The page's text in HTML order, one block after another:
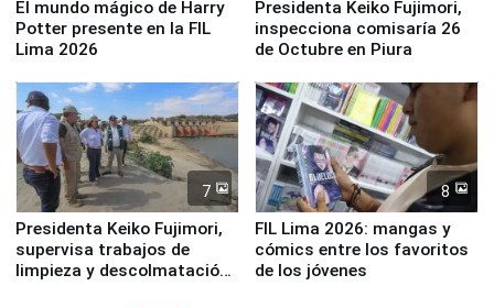
El mundo mágico de Harry
Potter presente en la FIL
Lima 2026
Presidenta Keiko Fujimori,
inspecciona comisaría 26
de Octubre en Piura
7
Presidenta Keiko Fujimori,
supervisa trabajos de
limpieza y descolmatación
8
FIL Lima 2026: mangas y
cómics entre los favoritos
de los jóvenes